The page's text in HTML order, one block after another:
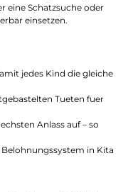
eine Schatzsuche oder
einsetzen.
jedes Kind die gleiche
Tueten fuer
Anlass auf – so
in Kita